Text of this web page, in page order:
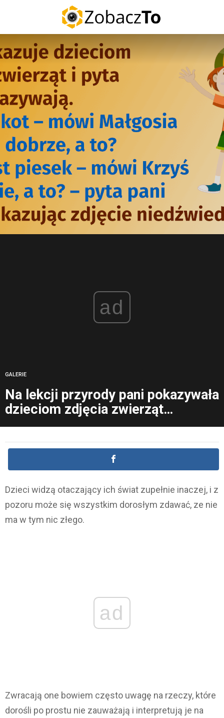
ad
GALERIE
Na lekcji przyrody pani pokazywała
dzieciom zdjęcia zwierząt…
Dzieci widzą otaczający ich świat zupełnie inaczej, i z
pozoru może się wszystkim dorosłym zdawać, ze nie
ma w tym nic złego.
ad
Zwracają one bowiem często uwagę na rzeczy, które
dorośli po prostu nie zauważają i interpretują je na